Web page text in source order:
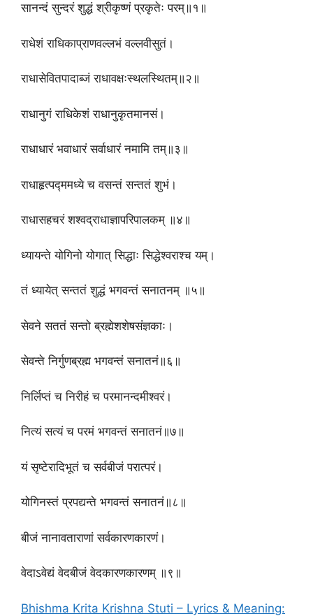
सानन्दं सुन्दरं शुद्धं श्रीकृष्णं प्रकृतेः परम्॥१॥
राधेशं राधिकाप्राणवल्लभं वल्लवीसुतं।
राधासेवितपादाब्जं राधावक्षःस्थलस्थितम्॥२॥
राधानुगं राधिकेशं राधानुकृतमानसं।
राधाधारं भवाधारं सर्वाधारं नमामि तम्॥३॥
राधाहृत्पद्ममध्ये च वसन्तं सन्ततं शुभं।
राधासहचरं शश्वद्राधाज्ञापरिपालकम् ॥४॥
ध्यायन्ते योगिनो योगात् सिद्धाः सिद्धेश्वराश्च यम्।
तं ध्यायेत् सन्ततं शुद्धं भगवन्तं सनातनम् ॥५॥
सेवने सततं सन्तो ब्रह्मेशशेषसंज्ञकाः।
सेवन्ते निर्गुणब्रह्म भगवन्तं सनातनं॥६॥
निर्लिप्तं च निरीहं च परमानन्दमीश्वरं।
नित्यं सत्यं च परमं भगवन्तं सनातनं॥७॥
यं सृष्टेरादिभूतं च सर्वबीजं परात्परं।
योगिनस्तं प्रपद्यन्ते भगवन्तं सनातनं॥८॥
बीजं नानावताराणां सर्वकारणकारणं।
वेदाऽवेद्यं वेदबीजं वेदकारणकारणम् ॥९॥
Bhishma Krita Krishna Stuti – Lyrics & Meaning: